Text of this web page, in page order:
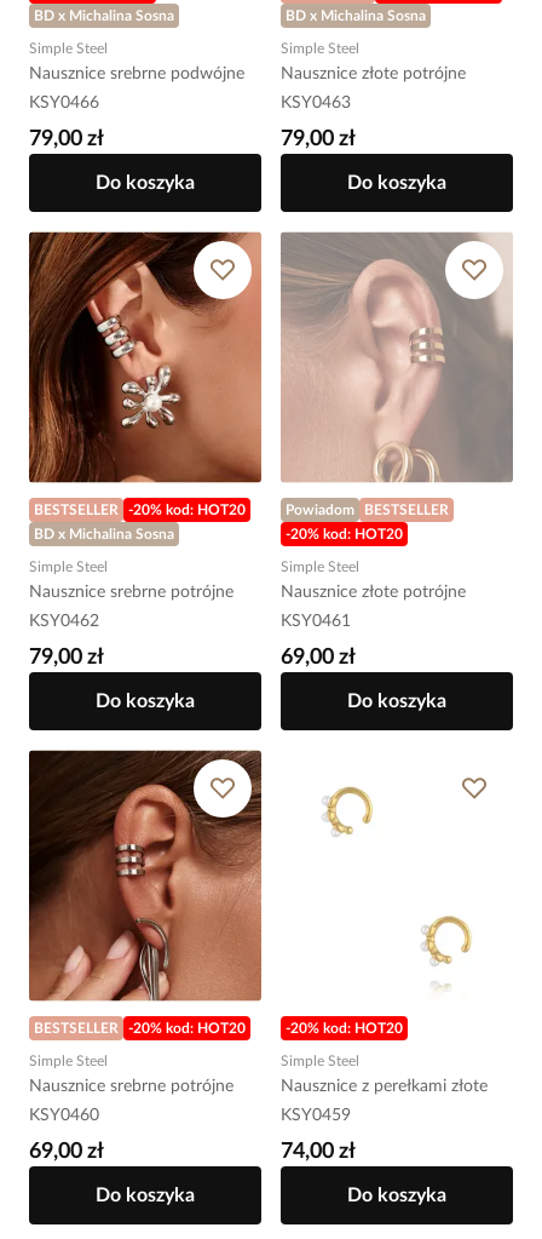
BD x Michalina Sosna
Simple Steel
Nausznice srebrne podwójne
KSY0466
79,00 zł
Do koszyka
BD x Michalina Sosna
Simple Steel
Nausznice złote potrójne
KSY0463
79,00 zł
Do koszyka
BESTSELLER
-20% kod: HOT20
BD x Michalina Sosna
Simple Steel
Nausznice srebrne potrójne
KSY0462
79,00 zł
Do koszyka
Powiadom
BESTSELLER
-20% kod: HOT20
Simple Steel
Nausznice złote potrójne
KSY0461
69,00 zł
Do koszyka
BESTSELLER -20% kod: HOT20
Simple Steel
Nausznice srebrne potrójne
KSY0460
69,00 zł
Do koszyka
-20% kod: HOT20
Simple Steel
Nausznice z perełkami złote
KSY0459
74,00 zł
Do koszyka